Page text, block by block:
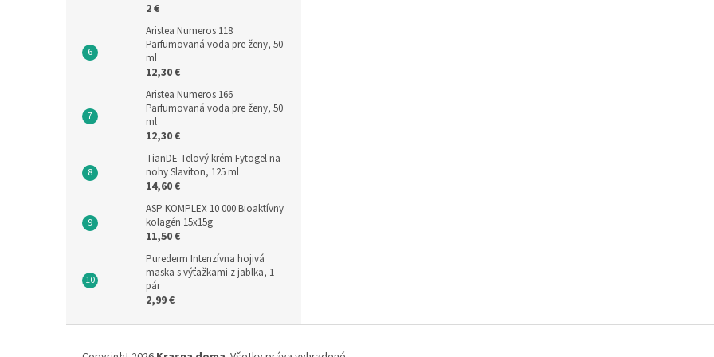
2 €
Aristea Numeros 118
Parfumovaná voda pre ženy, 50
ml
12,30 €
Aristea Numeros 166
Parfumovaná voda pre ženy, 50
ml
12,30 €
TianDE Telový krém Fytogel na
nohy Slaviton, 125 ml
14,60 €
ASP KOMPLEX 10 000 Bioaktívny
kolagén 15x15g
11,50 €
Purederm Intenzívna hojivá
maska s výťažkami z jablka, 1
pár
2,99 €